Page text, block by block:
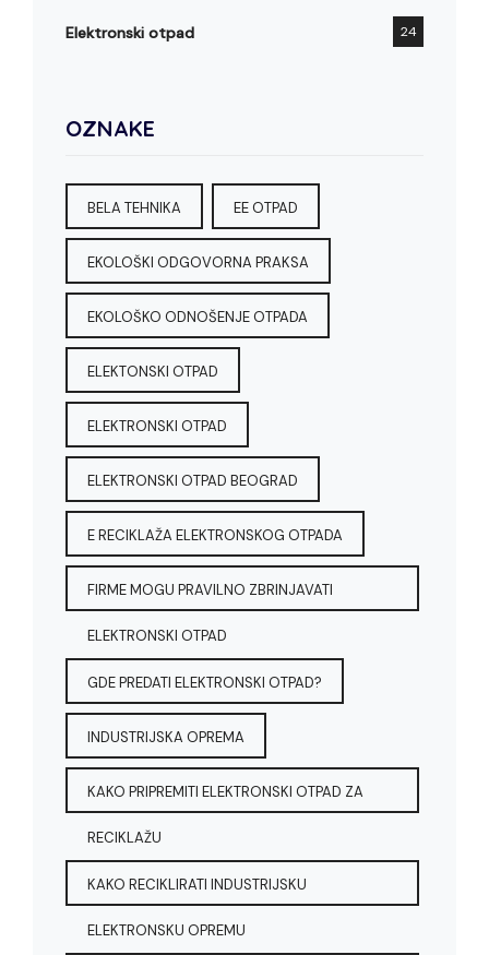
Elektronski otpad 24
OZNAKE
BELA TEHNIKA EE OTPAD
EKOLOŠKI ODGOVORNA PRAKSA
EKOLOŠKO ODNOŠENJE OTPADA
ELEKTONSKI OTPAD
ELEKTRONSKI OTPAD
ELEKTRONSKI OTPAD BEOGRAD
E RECIKLAŽA ELEKTRONSKOG OTPADA
FIRME MOGU PRAVILNO ZBRINJAVATI
ELEKTRONSKI OTPAD
GDE PREDATI ELEKTRONSKI OTPAD?
INDUSTRIJSKA OPREMA
KAKO PRIPREMITI ELEKTRONSKI OTPAD ZA
RECIKLAŽU
KAKO RECIKLIRATI INDUSTRIJSKU
ELEKTRONSKU OPREMU